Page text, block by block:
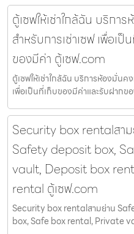
ตู้เซฟให้เช่าใกล้ฉัน บริกา
สำหรับการเช่าเซฟ เพื่อเ
ของมีค่า ตู้เซฟ.com
ตู้เซฟให้เช่าใกล้ฉัน บริการห้องมั่นค
เพื่อเป็นที่เก็บของมีค่าและรับฝากข
Security box rentalสา
Safety deposit box,
vault, Deposit box
rental ตู้เซฟ.com
Security box rentalสามย่าน
box, Safe box rental, Private